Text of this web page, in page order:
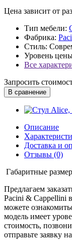
Цена зависит от
Тип мебели:
Фабрика:
Стиль:
Уровень
Все
Запросить
В сравнение
Описание
Доставка и
Отзывы (0)
Габаритные
Предлагаем
Pacini & Cappellini
можете
модель имеет
стоимость,
отправьте заявку